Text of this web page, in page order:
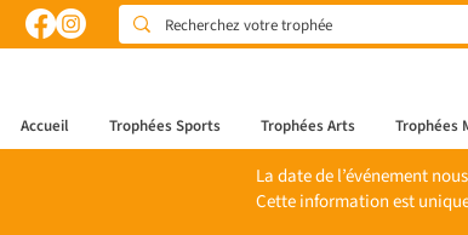
Accueil Trophées Sports Trophées Arts Trophées
La date de l’événement
Cette information est